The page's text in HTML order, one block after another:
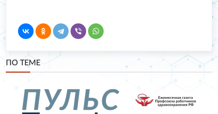
ПО ТЕМЕ